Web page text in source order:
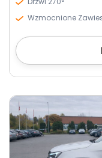
Wzmocnione